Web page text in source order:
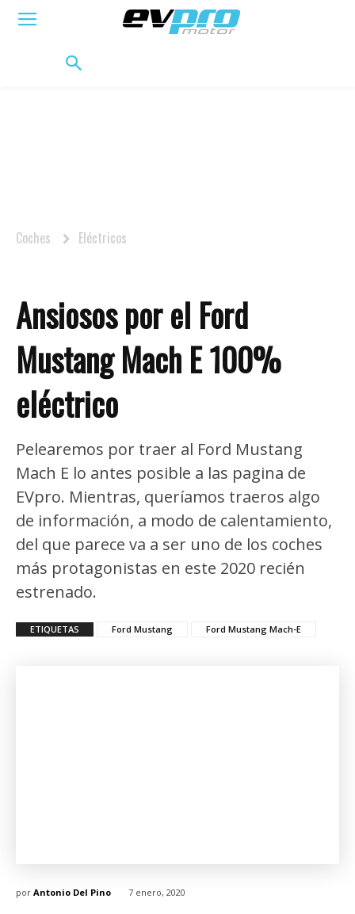
Coches Eléctricos
Ansiosos por el Ford
Mustang Mach E 100%
eléctrico
Pelearemos por traer al Ford Mustang
Mach E lo antes posible a las pagina de
EVpro. Mientras, queríamos traeros algo
de información, a modo de calentamiento,
del que parece va a ser uno de los coches
más protagonistas en este 2020 recién
estrenado.
ETIQUETAS Ford Mustang Ford Mustang Mach-E
por Antonio Del Pino 7 enero, 2020